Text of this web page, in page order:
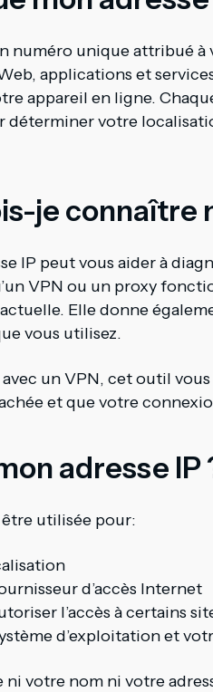
numéro unique attribué
applications et
appareil en ligne.
votre
je connaître
IP peut vous aider à
VPN ou un proxy
Elle donne
vous utilisez.
avec un VPN, cet outil
et que votre
adresse IP
utilisée pour:
d’accès Internet
l’accès à certains
d’exploitation et
ni votre nom ni votre